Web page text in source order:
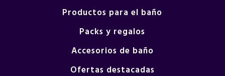
Productos para el baño
Packs y regalos
Accesorios de baño
Ofertas destacadas